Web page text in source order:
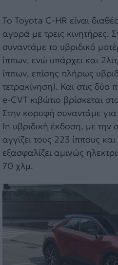
Το Toyota C-HR είναι
αγορά με τρεις κινητήρες.
συναντάμε το υβριδικό
ίππων, ενώ υπάρχει και
ίππων, επίσης πλήρως
τετρακίνηση). Και στις δύο
e-CVT κιβώτιο βρίσκεται
Στην κορυφή συναντάμε
In υβριδική έκδοση, με την
αγγίζει τους 223 ίππους
εξασφαλίζει αμιγώς
70 χλμ.